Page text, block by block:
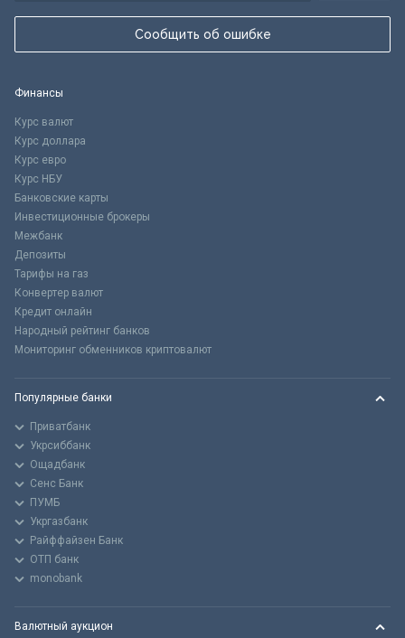
Сообщить об ошибке
Финансы
Курс валют
Курс доллара
Курс евро
Курс НБУ
Банковские карты
Инвестиционные брокеры
Межбанк
Депозиты
Тарифы на газ
Конвертер валют
Кредит онлайн
Народный рейтинг банков
Мониторинг обменников криптовалют
Популярные банки
Приватбанк
Укрсиббанк
Ощадбанк
Сенс Банк
ПУМБ
Укргазбанк
Райффайзен Банк
ОТП банк
monobank
Валютный аукцион